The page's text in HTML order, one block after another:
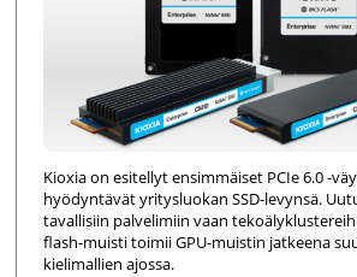
Kioxia on esitellyt ensimmäiset PCIe 6.0 -
hyödyntävät yritysluokan SSD-levynsä.
tavallisiin palvelimiin vaan
flash-muisti toimii GPU-muistin jatkeena
kielimallien ajossa.